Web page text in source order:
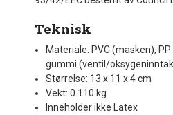
Teknisk
Materiale: PVC (masken),
gummi (ventil/
Størrelse: 13 x 11 x 4 cm
Vekt: 0.110 kg
Inneholder ikke Latex